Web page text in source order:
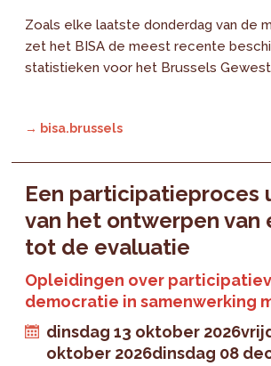
Zoals elke laatste donderdag van de
zet het BISA de meest recente
statistieken voor het Brussels
→ bisa.brussels
Een participatieproces
van het ontwerpen van
tot de evaluatie
Opleidingen over
democratie in samenwerking
dinsdag 13 oktober 2026
oktober 2026dinsdag 08